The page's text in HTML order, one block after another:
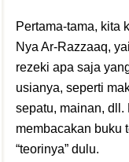
Pertama-tama, kita
Nya Ar-Razzaaq,
rezeki apa saja
usianya, seperti
sepatu, mainan, dll.
membacakan buku
“teorinya” dulu.